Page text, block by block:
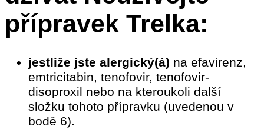
přípravek Trelka:
jestliže jste alergický(á) na efavirenz,
emtricitabin, tenofovir, tenofovir-
disoproxil nebo na kteroukoli další
složku tohoto přípravku (uvedenou v
bodě 6).